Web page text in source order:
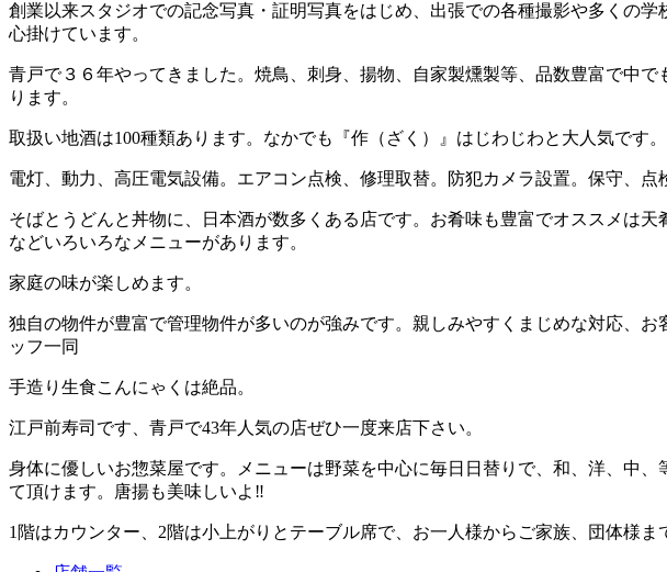
創業以来スタジオでの記念写真・証明写真をはじめ、出張での各種撮影や多くの
心掛けています。
青戸で３６年やってきました。焼鳥、刺身、揚物、自家製燻製等、品数豊富で中
ります。
取扱い地酒は100種類あります。なかでも『作（ざく）』はじわじわと大人気です
電灯、動力、高圧電気設備。エアコン点検、修理取替。防犯カメラ設置。保守、点
そばとうどんと丼物に、日本酒が数多くある店です。お肴味も豊富でオススメは
などいろいろなメニューがあります。
家庭の味が楽しめます。
独自の物件が豊富で管理物件が多いのが強みです。親しみやすくまじめな対応、
ッフ一同
手造り生食こんにゃくは絶品。
江戸前寿司です、青戸で43年人気の店ぜひ一度来店下さい。
身体に優しいお惣菜屋です。メニューは野菜を中心に毎日日替りで、和、洋、中
て頂けます。唐揚も美味しいよ‼
1階はカウンター、2階は小上がりとテーブル席で、お一人様からご家族、団体様